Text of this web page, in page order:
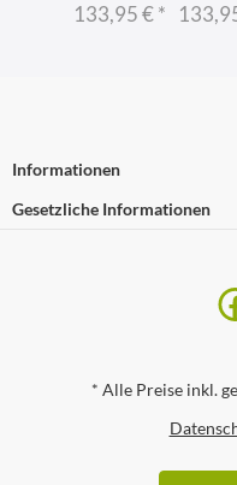
133,95 €*
Informationen
Gesetzliche Informationen
* Alle Preise inkl.